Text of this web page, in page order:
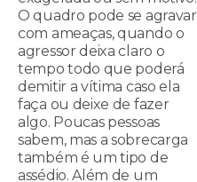
O quadro pode se agravar
com ameaças, quando o
agressor deixa claro o
tempo todo que poderá
demitir a vítima caso ela
faça ou deixe de fazer
algo. Poucas pessoas
sabem, mas a sobrecarga
também é um tipo de
assédio. Além de um